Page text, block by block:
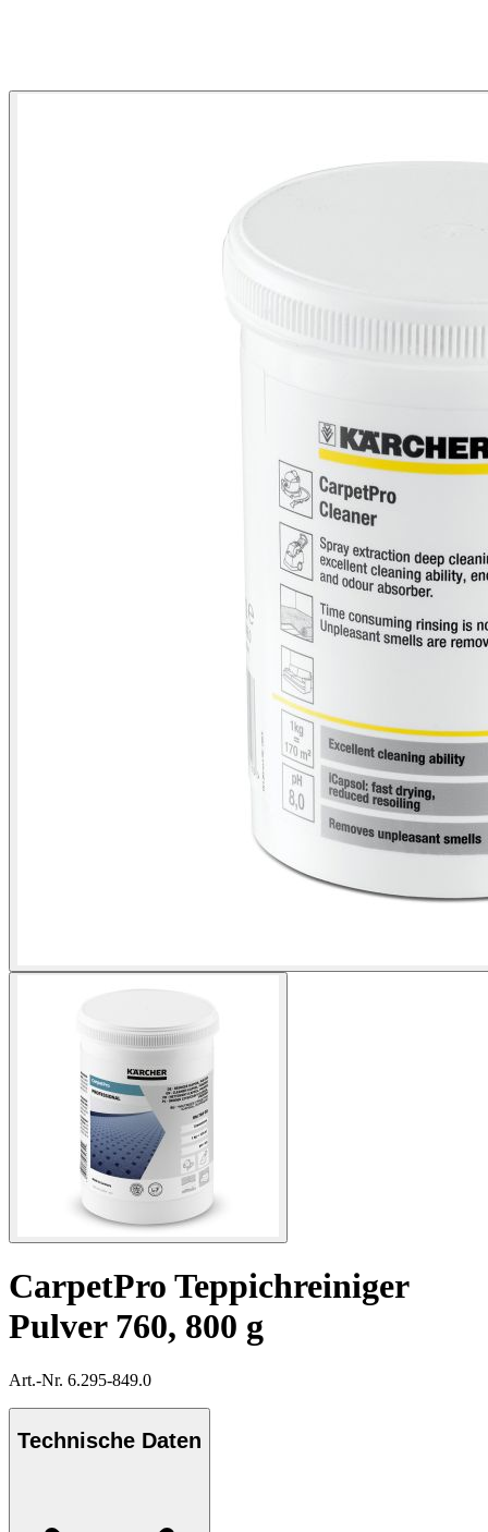
CarpetPro Teppichreiniger
Pulver 760, 800 g
Art.-Nr. 6.295-849.0
Technische Daten